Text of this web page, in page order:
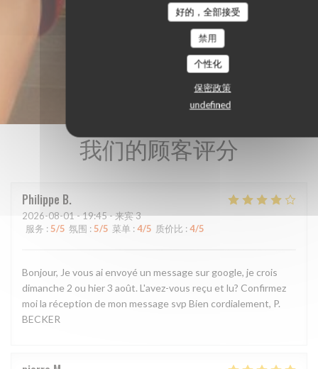
好的，全部接受
禁用
个性化
保密政策
undefined
我们的顾客评分
Philippe B
2026-08-01 - 19:45 - 来宾 3
服务 :5/5 氛围 : 5/5 菜单 :4/5 质价比 : 4/5
Bonjour, Je vous ai envoyé un message sur google, je crois
dimanche 2 ou hier 3 août. L'avez-vous reçu et lu? Confirmez
moi la réception de mon message svp Bien cordialement, P.
BECKER